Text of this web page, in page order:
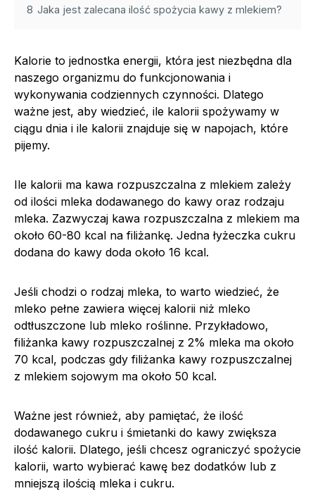
8 Jaka jest zalecana ilość spożycia kawy z mlekiem?
Kalorie to jednostka energii, która jest niezbędna dla
naszego organizmu do funkcjonowania i
wykonywania codziennych czynności. Dlatego
ważne jest, aby wiedzieć, ile kalorii spożywamy w
ciągu dnia i ile kalorii znajduje się w napojach, które
pijemy.
Ile kalorii ma kawa rozpuszczalna z mlekiem zależy
od ilości mleka dodawanego do kawy oraz rodzaju
mleka. Zazwyczaj kawa rozpuszczalna z mlekiem ma
około 60-80 kcal na filiżankę. Jedna łyżeczka cukru
dodana do kawy doda około 16 kcal.
Jeśli chodzi o rodzaj mleka, to warto wiedzieć, że
mleko pełne zawiera więcej kalorii niż mleko
odtłuszczone lub mleko roślinne. Przykładowo,
filiżanka kawy rozpuszczalnej z 2% mleka ma około
70 kcal, podczas gdy filiżanka kawy rozpuszczalnej
z mlekiem sojowym ma około 50 kcal.
Ważne jest również, aby pamiętać, że ilość
dodawanego cukru i śmietanki do kawy zwiększa
ilość kalorii. Dlatego, jeśli chcesz ograniczyć spożycie
kalorii, warto wybierać kawę bez dodatków lub z
mniejszą ilością mleka i cukru.